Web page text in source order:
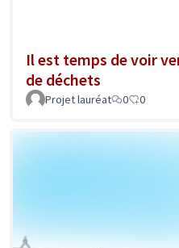
Il est temps de voir
de déchets
Projet lauréat 0 0